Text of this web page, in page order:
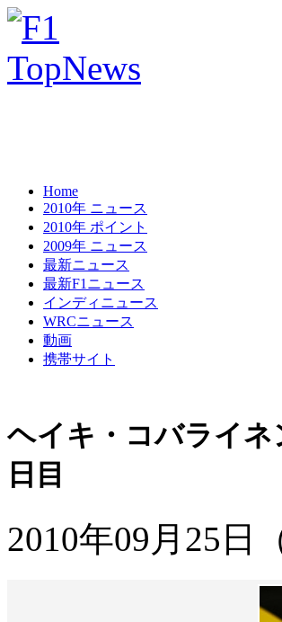
Home
2010年 ニュース
2010年 ポイント
2009年 ニュース
最新ニュース
最新F1ニュース
インディニュース
WRCニュース
動画
携帯サイト
ヘイキ・コバライ
日目
2010年09月25日